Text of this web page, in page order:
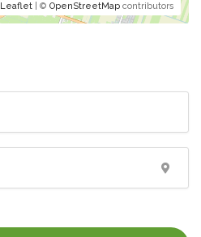
Leaflet | © OpenStreetMap contributors